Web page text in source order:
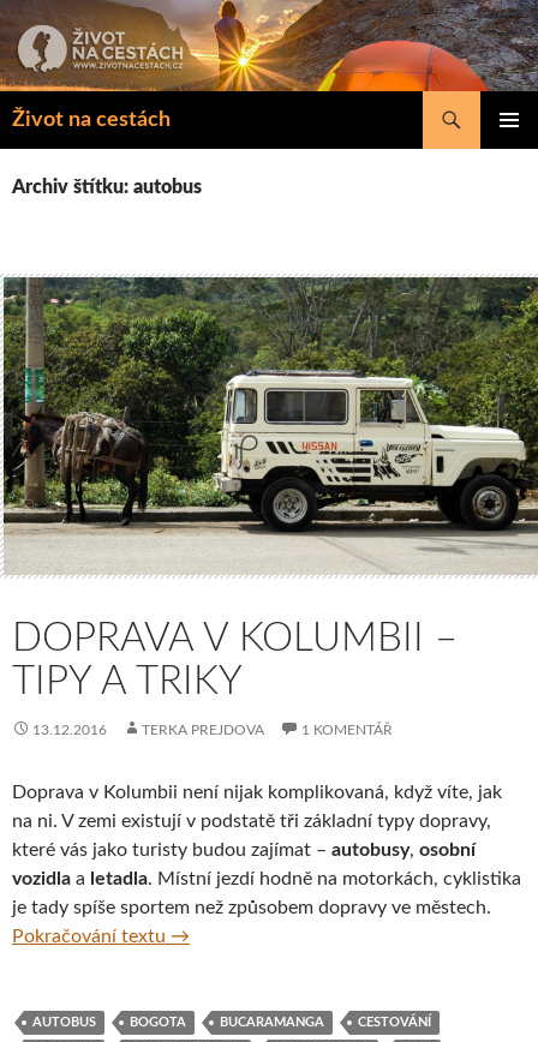
k
obsahu
Život na cestách
Hledat
Archiv štítku: autobus
DOPRAVA V KOLUMBII –
TIPY A TRIKY
13.12.2016 TERKA PREJDOVA 1 KOMENTÁŘ
Doprava v Kolumbii není nijak komplikovaná, když víte, jak
na ni. V zemi existují v podstatě tři základní typy dopravy,
které vás jako turisty budou zajímat – autobusy, osobní
vozidla a letadla. Místní jezdí hodně na motorkách, cyklistika
je tady spíše sportem než způsobem dopravy ve městech.
Pokračování textu Doprava v Kolumbii – tipy a triky
→
AUTOBUS BOGOTA BUCARAMANGA CESTOVÁNÍ